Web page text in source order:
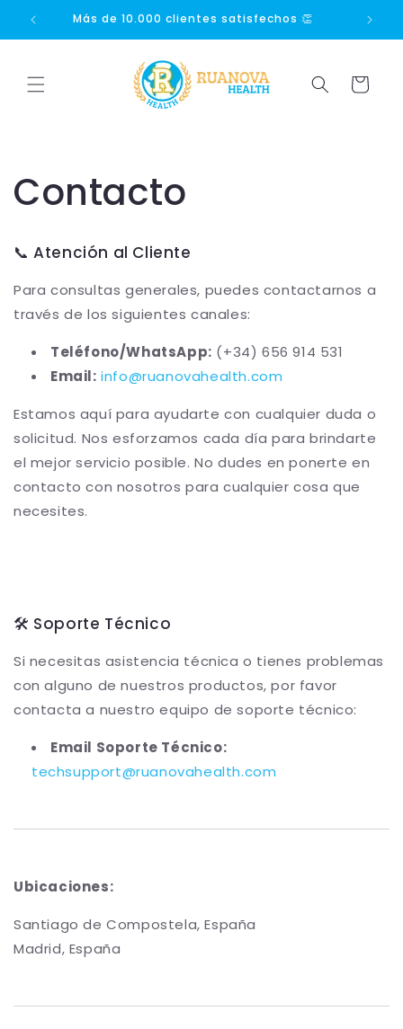
directamente
al contenido
Más de 10.000 clientes satisfechos 👏
Carrito
Contacto
📞 Atención al Cliente
Para consultas generales, puedes contactarnos a
través de los siguientes canales:
Teléfono/WhatsApp: (+34) 656 914 531
Email: info@ruanovahealth.com
Estamos aquí para ayudarte con cualquier duda o
solicitud. Nos esforzamos cada día para brindarte
el mejor servicio posible. No dudes en ponerte en
contacto con nosotros para cualquier cosa que
necesites.
🛠️ Soporte Técnico
Si necesitas asistencia técnica o tienes problemas
con alguno de nuestros productos, por favor
contacta a nuestro equipo de soporte técnico:
Email Soporte Técnico:
techsupport@ruanovahealth.com
Ubicaciones:
Santiago de Compostela, España
Madrid, España